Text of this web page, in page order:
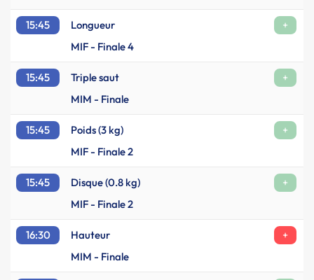
15:45 Longueur
+
MIF - Finale 4
15:45 Triple saut
+
MIM - Finale
15:45 Poids (3 kg)
+
MIF - Finale 2
15:45 Disque (0.8 kg)
+
MIF - Finale 2
16:30 Hauteur
+
MIM - Finale